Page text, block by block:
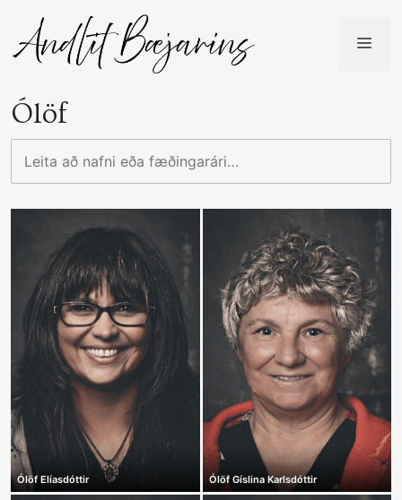
content
Ólöf
að
fæðingarári…
Ólöf Elíasdóttir Ólöf Gíslina Karlsdóttir